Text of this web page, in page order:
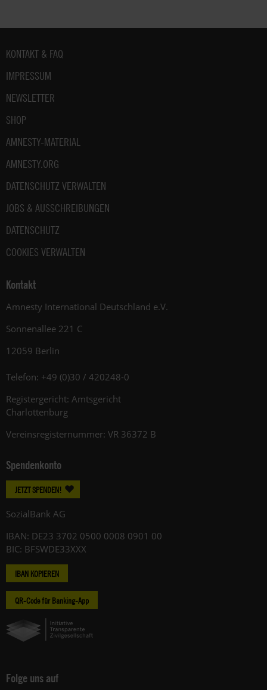
Fußbereich
KONTAKT & FAQ
IMPRESSUM
NEWSLETTER
SHOP
AMNESTY-MATERIAL
AMNESTY.ORG
DATENSCHUTZ VERWALTEN
JOBS & AUSSCHREIBUNGEN
DATENSCHUTZ
COOKIES VERWALTEN
Kontakt
Amnesty International Deutschland e.V.
Sonnenallee 221 C
12059 Berlin
Telefon: +49 (0)30 / 420248-0
Registergericht: Amtsgericht
Charlottenburg
Vereinsregisternummer: VR 36372 B
Spendenkonto
JETZT SPENDEN!
SozialBank AG
IBAN: DE23 3702 0500 0008 0901 00
BIC: BFSWDE33XXX
IBAN KOPIEREN
QR-Code für Banking-App
Folge uns auf